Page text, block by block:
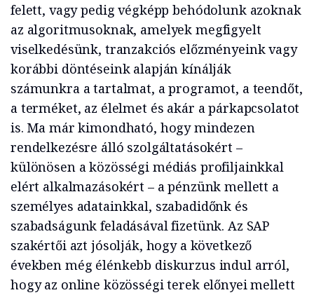
felett, vagy pedig végképp behódolunk azoknak
az algoritmusoknak, amelyek megfigyelt
viselkedésünk, tranzakciós előzményeink vagy
korábbi döntéseink alapján kínálják
számunkra a tartalmat, a programot, a teendőt,
a terméket, az élelmet és akár a párkapcsolatot
is. Ma már kimondható, hogy mindezen
rendelkezésre álló szolgáltatásokért –
különösen a közösségi médiás profiljainkkal
elért alkalmazásokért – a pénzünk mellett a
személyes adatainkkal, szabadidőnk és
szabadságunk feladásával fizetünk. Az SAP
szakértői azt jósolják, hogy a következő
években még élénkebb diskurzus indul arról,
hogy az online közösségi terek előnyei mellett